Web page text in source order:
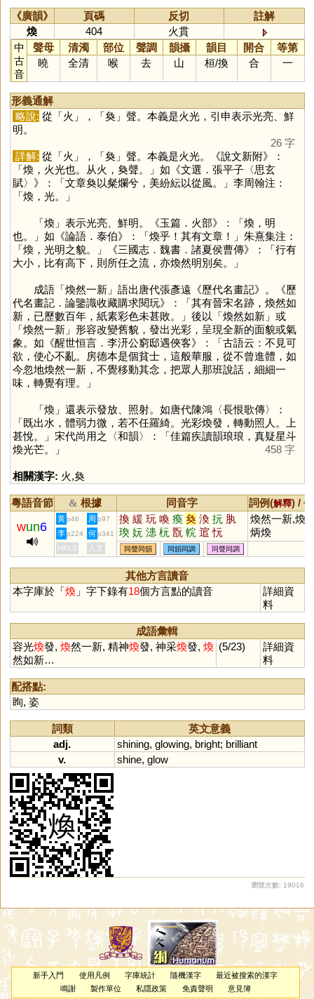
《廣韻》 頁碼 反切
註解
煥
404
火貫
中
古
音
聲母 清濁 部位 聲調 韻攝 韻目 開合
等第
曉
全清 喉 去 山 桓/換 合 一
形義通解
略說: 從「火 」，「奐」聲。本義是火光，引申表示光亮、鮮
明。
26 字
詳解: 從「火 」，「奐」聲。本義是火光。《說文新附》：
「煥，火光也。从火，奐聲。」如《文選．張平子〈思玄
賦〉》：「文章奐以粲爛兮，美紛紜以從風。」李周翰注：
「煥，光。」
「煥」表示光亮、鮮明。《玉篇．火部》：「煥，明
也。」如《論語．泰伯》：「煥乎！其有文章！」朱熹集注：
「煥，光明之貌。」《三國志．魏書．諸夏侯曹傳》：「行有
大小，比有高下，則所任之流，亦煥然明別矣。」
成語「煥然一新」語出唐代張彥遠《歷代名畫記》。《歷
代名畫記．論鑒識收藏購求閱玩》：「其有晉宋名跡，煥然如
新，已歷數百年，紙素彩色未甚敗。」後以「煥然如新」或
「煥然一新」形容改變舊貌，發出光彩，呈現全新的面貌或氣
象。如《醒世恒言．李汧公窮邸遇俠客》：「古語云：不見可
欲，使心不亂。房德本是個貧士，這般華服，從不曾進體，如
今忽地煥然一新，不覺移動其念，把眾人那班說話，細細一
味，轉覺有理。」
「煥」還表示發放、照射。如唐代陳鴻〈長恨歌傳〉：
「既出水，體弱力微，若不任羅綺。光彩煥發，轉動照人。上
甚悅。」宋代尚用之〈和韻〉：「佳篇疾讀韻琅琅，真疑星斗
煥光芒。」
458 字
相關漢字: 火,奐
粵語音節 & 根據 同音字 詞例(解釋) /
wun6
黃 p46 周 p97 換 緩 玩 喚 瘓 奐 渙 抏 肒
瑍 妧 漶 杬 翫 輐 逭 忨
煥然一新,煥
炳煥
李 p224 何 p341
HKLS 人文 同聲同韻 同韻同調 同聲同調
其他方言讀音
本字庫於「煥」字下錄有18個方言點的讀音
詳細資
料
成語彙輯
容光煥發, 煥然一新, 精神煥發, 神采煥發, 煥
然如新…
(5/23)
詳細資
料
配搭點:
眴, 姿
詞類
英文意義
adj.
shining, glowing, bright; brilliant
v.
shine, glow
瀏覽次數: 19016
新手入門 使用凡例 字庫統計 隨機漢字
最近被搜索的漢字
鳴謝
製作單位 私隱政策 免責聲明 意見簿